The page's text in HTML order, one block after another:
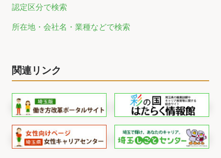
認定区分で検索
所在地・会社名・業種などで検索
関連リンク